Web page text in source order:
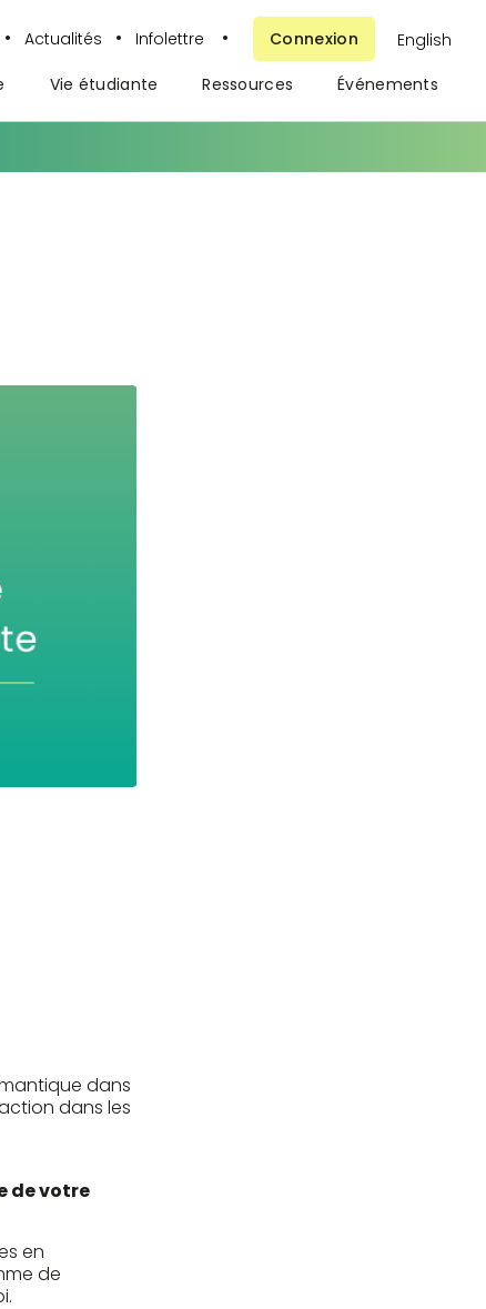
•Actualités • Infolettre • Connexion English
Vie étudiante Ressources Événements
dans
dans les
de votre
en
de